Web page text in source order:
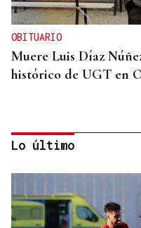
OBITUARIO
Muere Luis Díaz
histórico de UGT en
Lo último